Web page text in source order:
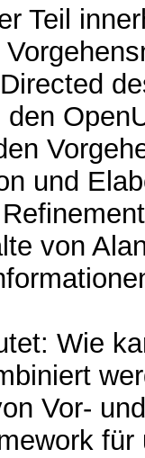
Teil
und
von
Wie
Vor-